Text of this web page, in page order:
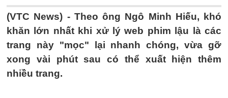
(VTC News) - Theo ông Ngô Minh Hiếu, khó
khăn lớn nhất khi xử lý web phim lậu là các
trang này "mọc" lại nhanh chóng, vừa gỡ
xong vài phút sau có thể xuất hiện thêm
nhiều trang.